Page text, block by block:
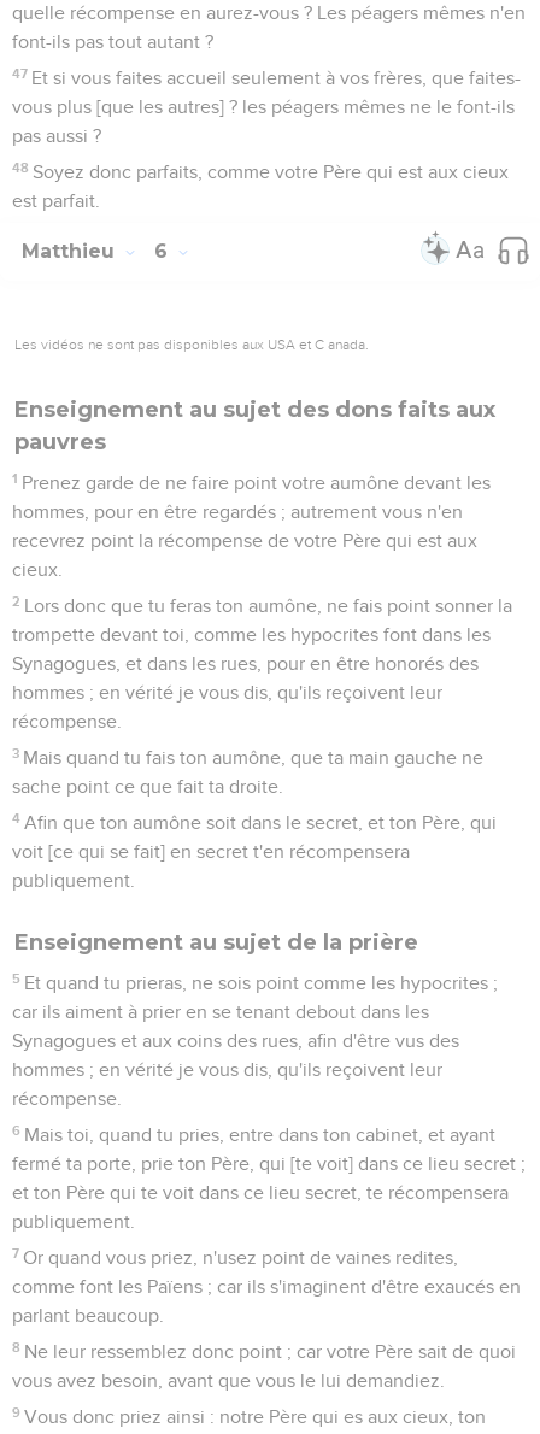
quelle récompense en aurez-vous ? Les péagers mêmes n'en
font-ils pas tout autant ?
47 Et si vous faites accueil seulement à vos frères, que faites-
vous plus [que les autres] ? les péagers mêmes ne le font-ils
pas aussi ?
48 Soyez donc parfaits, comme votre Père qui est aux cieux
est parfait.
Matthieu 6
Les vidéos ne sont pas disponibles aux USA et C anada.
Enseignement au sujet des dons faits aux
pauvres
1 Prenez garde de ne faire point votre aumône devant les
hommes, pour en être regardés ; autrement vous n'en
recevrez point la récompense de votre Père qui est aux
cieux.
2 Lors donc que tu feras ton aumône, ne fais point sonner la
trompette devant toi, comme les hypocrites font dans les
Synagogues, et dans les rues, pour en être honorés des
hommes ; en vérité je vous dis, qu'ils reçoivent leur
récompense.
3 Mais quand tu fais ton aumône, que ta main gauche ne
sache point ce que fait ta droite.
4 Afin que ton aumône soit dans le secret, et ton Père, qui
voit [ce qui se fait] en secret t'en récompensera
publiquement.
Enseignement au sujet de la prière
5 Et quand tu prieras, ne sois point comme les hypocrites ;
car ils aiment à prier en se tenant debout dans les
Synagogues et aux coins des rues, afin d'être vus des
hommes ; en vérité je vous dis, qu'ils reçoivent leur
récompense.
6 Mais toi, quand tu pries, entre dans ton cabinet, et ayant
fermé ta porte, prie ton Père, qui [te voit] dans ce lieu secret ;
et ton Père qui te voit dans ce lieu secret, te récompensera
publiquement.
7 Or quand vous priez, n'usez point de vaines redites,
comme font les Païens ; car ils s'imaginent d'être exaucés en
parlant beaucoup.
8 Ne leur ressemblez donc point ; car votre Père sait de quoi
vous avez besoin, avant que vous le lui demandiez.
9 Vous donc priez ainsi : notre Père qui es aux cieux, ton